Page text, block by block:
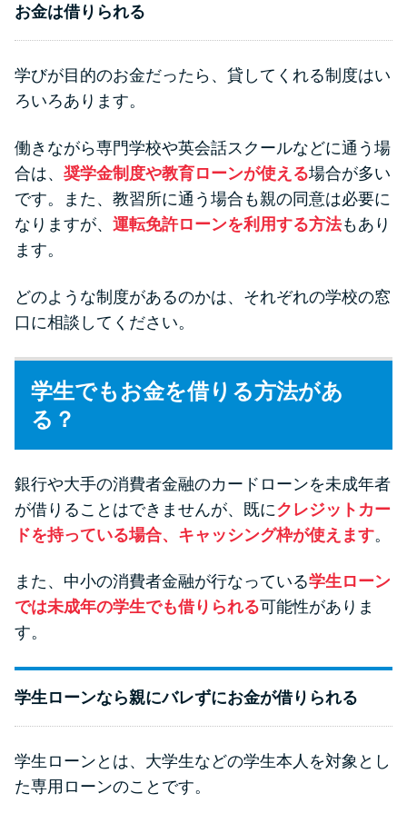
お金は借りられる
学びが目的のお金だったら、貸してくれる制度はい
ろいろあります。
働きながら専門学校や英会話スクールなどに通う場
合は、 奨学金制度や教育ローンが使える場合が多い
です。また、教習所に通う場合も親の同意は必要に
なりますが、 運転免許ローンを利用する方法もあり
ます。
どのような制度があるのかは、それぞれの学校の窓
口に相談してください。
学生でもお金を借りる方法があ
る？
銀行や大手の消費者金融のカードローンを未成年者
が借りることはできませんが、既にクレジットカー
ドを持っている場合、キャッシング枠が使えます。
また、中小の消費者金融が行なっている学生ローン
では未成年の学生でも借りられる可能性がありま
す。
学生ローンなら親にバレずにお金が借りられる
学生ローンとは、大学生などの学生本人を対象とし
た専用ローンのことです。